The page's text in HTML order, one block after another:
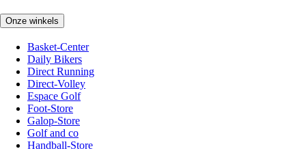
Onze winkels
Basket-Center
Daily Bikers
Direct Running
Direct-Volley
Espace Golf
Foot-Store
Galop-Store
Golf and co
Handball-Store